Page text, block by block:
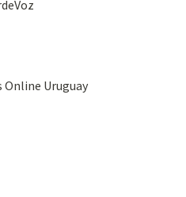
Online Uruguay